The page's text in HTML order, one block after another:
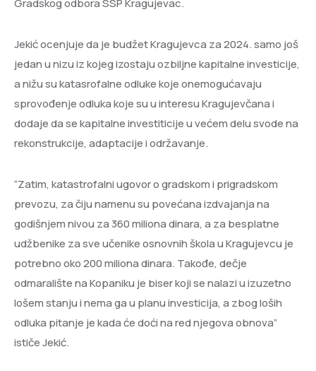
Gradskog odbora SSP Kragujevac.
Jekić ocenjuje da je budžet Kragujevca za 2024. samo još
jedan u nizu iz kojeg izostaju ozbiljne kapitalne investicije,
a nižu su katasrofalne odluke koje onemogućavaju
sprovođenje odluka koje su u interesu Kragujevčana i
dodaje da se kapitalne investiticije u većem delu svode na
rekonstrukcije, adaptacije i održavanje.
“Zatim, katastrofalni ugovor o gradskom i prigradskom
prevozu, za čiju namenu su povećana izdvajanja na
godišnjem nivou za 360 miliona dinara, a za besplatne
udžbenike za sve učenike osnovnih škola u Kragujevcu je
potrebno oko 200 miliona dinara. Takođe, dečje
odmaralište na Kopaniku je biser koji se nalazi u izuzetno
lošem stanju i nema ga u planu investicija, a zbog loših
odluka pitanje je kada će doći na red njegova obnova”
ističe Jekić.